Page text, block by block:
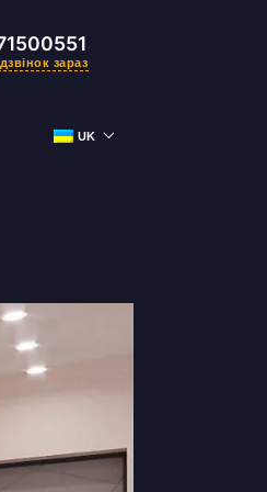
зараз
UK